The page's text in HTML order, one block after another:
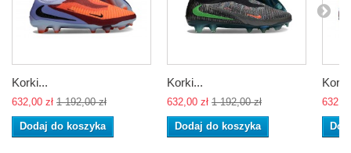
Korki...
632,00 zł 1 192,00 zł
Dodaj do koszyka
Korki...
632,00 zł 1 192,00 zł
Dodaj do koszyka